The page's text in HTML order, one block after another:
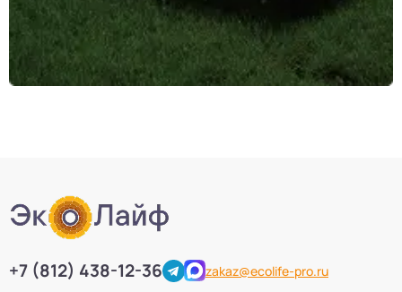
Септики Uni-Sep 10
Септики Далос
+7 (812) 438-12-36
zakaz@ecolife-pro.ru